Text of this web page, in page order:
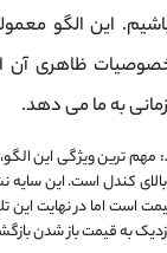
این الگو
ظاهری آن
زمانی به ما می‌ دهد.
کندل است. این سایه
قیمت است اما در نهایت
به قیمت باز شدن